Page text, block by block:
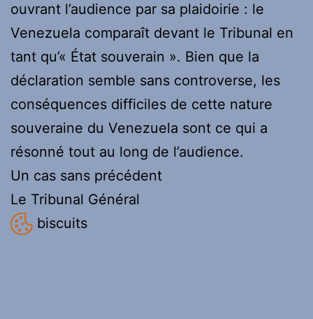
ouvrant l’audience par sa plaidoirie : le
Venezuela comparaît devant le Tribunal en
tant qu’« État souverain ». Bien que la
déclaration semble sans controverse, les
conséquences difficiles de cette nature
souveraine du Venezuela sont ce qui a
résonné tout au long de l’audience.
Un cas sans précédent
Le Tribunal Général
biscuits